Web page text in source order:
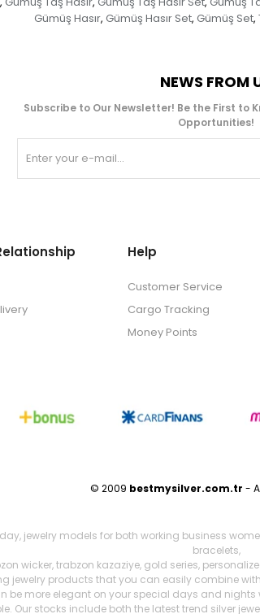
Gümüş Hasır, Gümüş Hasır Set, Gümüş Set,
NEWS FROM
Subscribe to Our Newsletter! Be the First to
Opportunities!
Help
Customer Service
Cargo Tracking
Money Points
© 2009 bestmysilver.com.tr -
jewelry models for both working business
bracelets,
wicker, trabzon kazaziye, gold series,
jewelry products that you can easily combine
be more elegant on your special days and
Our stocks include both the latest trend silver